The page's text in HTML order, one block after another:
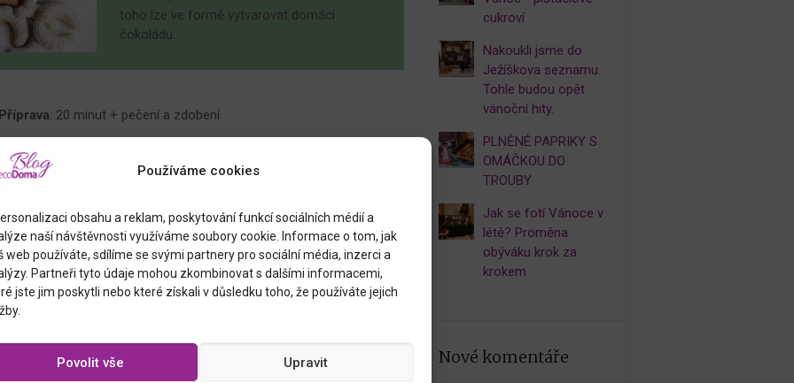
Používáme cookies
obsahu a reklam, poskytování funkcí sociálních médií a
naší návštěvnosti využíváme soubory cookie. Informace o tom, jak
web používáte, sdílíme se svými partnery pro sociální média, inzerci a
Partneři tyto údaje mohou zkombinovat s dalšími informacemi,
jste jim poskytli nebo které získali v důsledku toho, že používáte jejich
Povolit vše Upravit
toho lze ve formě vytvarovat domácí
čokoládu.
Příprava: 20 minut + pečení a zdobení
280 g hladké mouky, prosáté
100 g vlašských ořechů, jemně mletých + trocha na
ozdobení
200 g másla, změklého
1 - 2 lžíce smetany, drobí-li se těsto
cukroví
Nakoukli jsme do
Ježíškova seznamu.
Tohle budou opět
vánoční hity.
PLNĚNÉ PAPRIKY S
OMÁČKOU DO
TROUBY
Jak se fotí Vánoce v
létě? Proměna
obýváku krok za
krokem
Nové komentáře